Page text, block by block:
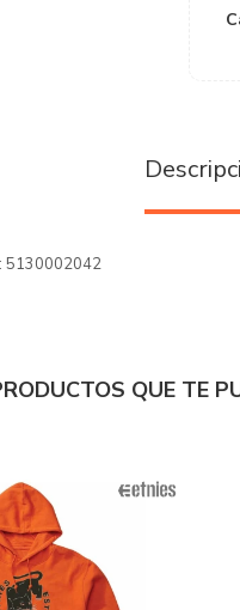
5130002042
QUE TE